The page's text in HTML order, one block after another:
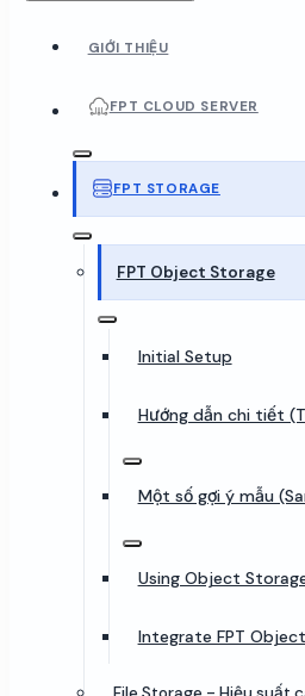
GIỚI THIỆU
FPT CLOUD SERVER
FPT STORAGE
FPT Object Storage
Initial Setup
Hướng dẫn chi tiết
Một số gợi ý mẫu
Using Object
Integrate FPT